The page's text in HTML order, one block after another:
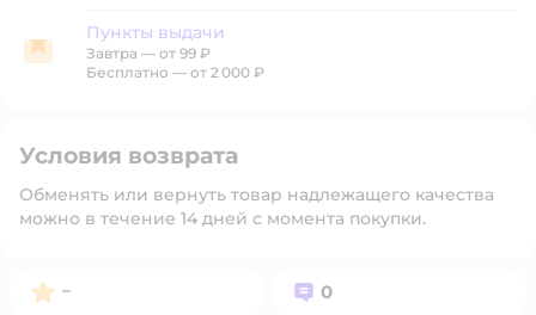
Пункты выдачи
Пункты выдачи
Завтра — от 99 ₽
Бесплатно — от 2 000 ₽
Условия возврата
Обменять или вернуть товар надлежащего качества
можно в течение 14 дней с момента покупки.
Рейтинг:
– Вопросов:
0